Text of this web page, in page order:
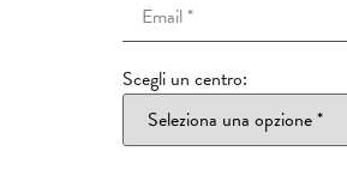
Scegli un centro: